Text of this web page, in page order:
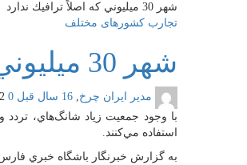
شهر 30 ميليوني كه اصلاً ترافيك ندارد
تجارب کشورهای مختلف
شهر 30 ميليوني كه اصلاً ترافيك ندارد
مدیر ایران چرخ, 16 سال قبل 0
2 min
با وجود جمعيت زياد شانگ‌هاي،
‌استفاده مي‌كنند.